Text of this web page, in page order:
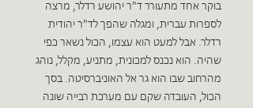
בוקר אחד מתעורר ד"ר יהושע רדלר, מרצה
לספרות עברית, ומגלה שהפך לד"ר יהודית
רדלר. אבל למעט הוא עצמו, הכול נשאר כפי
שהיה. הוא נכנס למכונית, מתניע, מקלל, נוהג
מהרחוב שבו הוא גר אל האוניברסיטה. בסך
הכול, העובדה שקם עם מערכת רבייה שונה